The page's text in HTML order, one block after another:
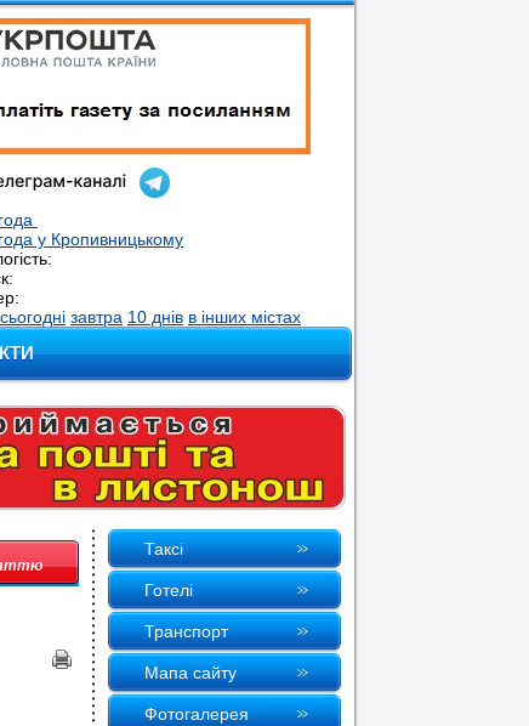
у Кропивницькому
завтра 10 днів в інших містах
Таксi
Готелi
Транспорт
Мапа сайту
Фотогалерея